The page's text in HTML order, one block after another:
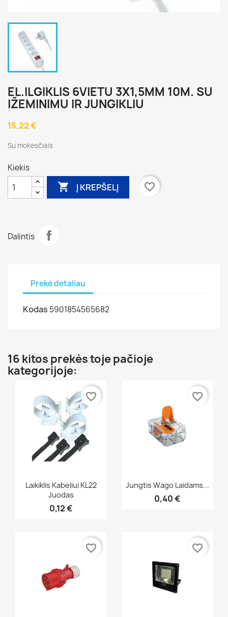
EL.ILGIKLIS 6VIETU 3X1,5MM 10M. SU
IŽEMINIMU IR JUNGIKLIU
15,22 €
Su mokesčiais
Kiekis
 Į KREPŠELĮ favorite_border
Dalintis
Prekė detaliau
Kodas 5901854565682
16 kitos prekės toje pačioje
kategorijoje:
Greita peržiūra
Laikiklis Kabeliui KL22
Juodas
0,12 €
favorite_border
Greita peržiūra
Jungtis Wago Laidams...
0,40 €
favorite_border
favorite_border favorite_border